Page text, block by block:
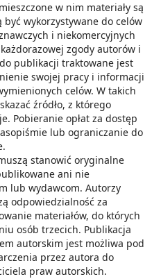
w nim materiały są
wykorzystywane do celów
i niekomercyjnych
zgody autorów i
publikacji traktowane jest
swojej pracy i informacji
celów. W takich
źródło, z którego
Pobieranie opłat za dostęp
lub ograniczanie do
stanowić oryginalne
ani nie
lub wydawcom. Autorzy
odpowiedzialność za
materiałów, do których
osób trzecich. Publikacja
autorskim jest możliwa pod
przez autora do
praw autorskich.